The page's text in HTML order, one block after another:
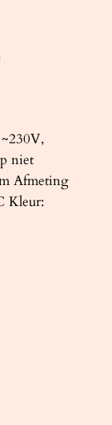
niet
Afmeting
Kleur: